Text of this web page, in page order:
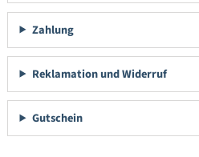
Zahlung
Reklamation und Widerruf
Gutschein